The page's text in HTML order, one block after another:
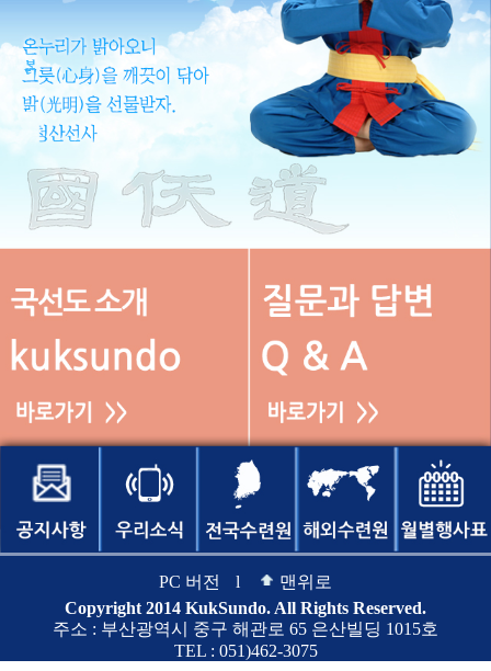
PC 버전 l
맨위로
Copyright 2014 KukSundo. All Rights Reserved.
주소 : 부산광역시 중구 해관로 65 은산빌딩 1015호
TEL : 051)462-3075